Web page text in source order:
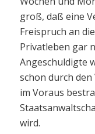
groß, daß eine
Freispruch an
Privatleben gar
Angeschuldigte
schon durch
im Voraus
wird.